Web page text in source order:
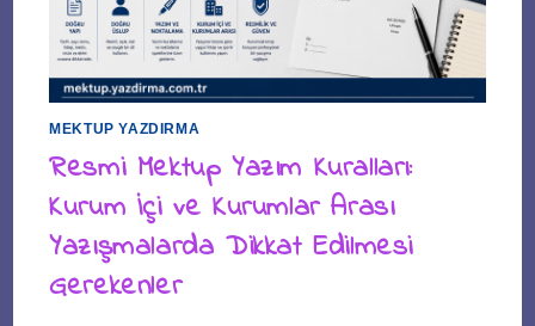
MEKTUP YAZDIRMA
Resmi Mektup Yazım Kuralları:
Kurum İçi ve Kurumlar Arası
Yazışmalarda Dikkat Edilmesi
Gerekenler